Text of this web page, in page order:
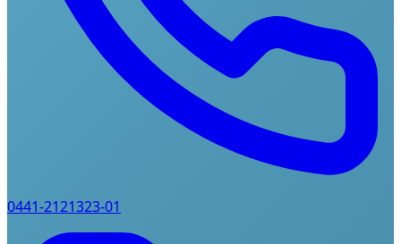
0441-2121323-01